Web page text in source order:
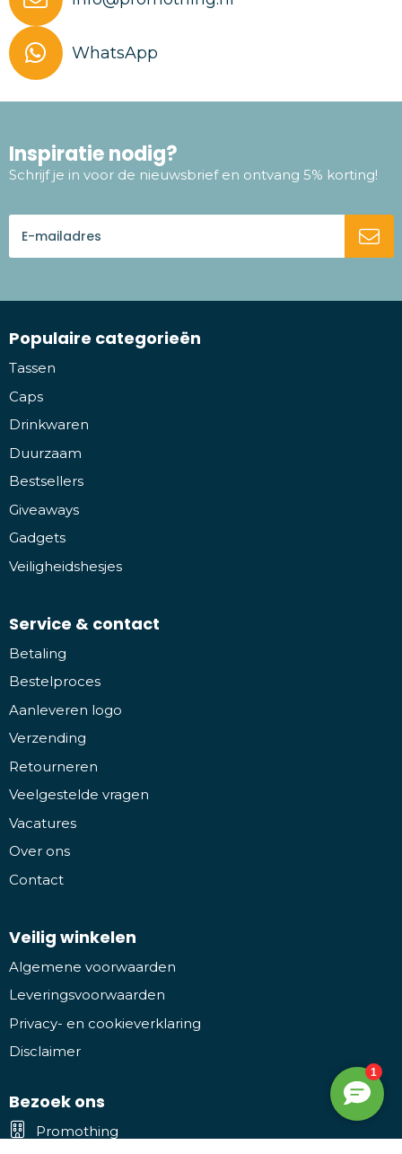
WhatsApp
Inspiratie nodig?
Schrijf je in voor de nieuwsbrief en ontvang 5% korting!
Populaire categorieën
Tassen
Caps
Drinkwaren
Duurzaam
Bestsellers
Giveaways
Gadgets
Veiligheidshesjes
Service & contact
Betaling
Bestelproces
Aanleveren logo
Verzending
Retourneren
Veelgestelde vragen
Vacatures
Over ons
Contact
Veilig winkelen
Algemene voorwaarden
Leveringsvoorwaarden
Privacy- en cookieverklaring
Disclaimer
Bezoek ons
Promothing